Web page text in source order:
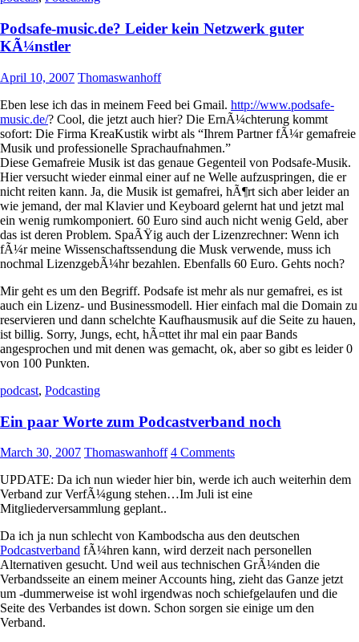
Podsafe-music.de? Leider kein Netzwerk guter
KÃ¼nstler
April 10, 2007 Thomaswanhoff
Eben lese ich das in meinem Feed bei Gmail. http://www.podsafe-
music.de/? Cool, die jetzt auch hier? Die ErnÃ¼chterung kommt
sofort: Die Firma KreaKustik wirbt als “Ihrem Partner fÃ¼r gemafreie
Musik und professionelle Sprachaufnahmen.”
Diese Gemafreie Musik ist das genaue Gegenteil von Podsafe-Musik.
Hier versucht wieder einmal einer auf ne Welle aufzuspringen, die er
nicht reiten kann. Ja, die Musik ist gemafrei, hÃ¶rt sich aber leider an
wie jemand, der mal Klavier und Keyboard gelernt hat und jetzt mal
ein wenig rumkomponiert. 60 Euro sind auch nicht wenig Geld, aber
das ist deren Problem. SpaÃŸig auch der Lizenzrechner: Wenn ich
fÃ¼r meine Wissenschaftssendung die Musk verwende, muss ich
nochmal LizenzgebÃ¼hr bezahlen. Ebenfalls 60 Euro. Gehts noch?
Mir geht es um den Begriff. Podsafe ist mehr als nur gemafrei, es ist
auch ein Lizenz- und Businessmodell. Hier einfach mal die Domain zu
reservieren und dann schelchte Kaufhausmusik auf die Seite zu hauen,
ist billig. Sorry, Jungs, echt, hÃ¤ttet ihr mal ein paar Bands
angesprochen und mit denen was gemacht, ok, aber so gibt es leider 0
von 100 Punkten.
podcast, Podcasting
Ein paar Worte zum Podcastverband noch
March 30, 2007 Thomaswanhoff 4 Comments
UPDATE: Da ich nun wieder hier bin, werde ich auch weiterhin dem
Verband zur VerfÃ¼gung stehen…Im Juli ist eine
Mitgliederversammlung geplant..
Da ich ja nun schlecht von Kambodscha aus den deutschen
Podcastverband fÃ¼hren kann, wird derzeit nach personellen
Alternativen gesucht. Und weil aus technischen GrÃ¼nden die
Verbandsseite an einem meiner Accounts hing, zieht das Ganze jetzt
um -dummerweise ist wohl irgendwas noch schiefgelaufen und die
Seite des Verbandes ist down. Schon sorgen sie einige um den
Verband.